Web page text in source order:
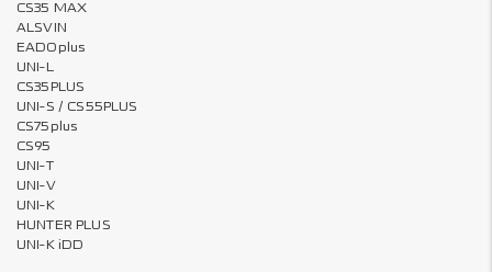
CS35 MAX
ALSVIN
EADOplus
UNI-L
CS35PLUS
UNI-S / CS55PLUS
CS75plus
CS95
UNI-T
UNI-V
UNI-K
HUNTER PLUS
UNI-K iDD